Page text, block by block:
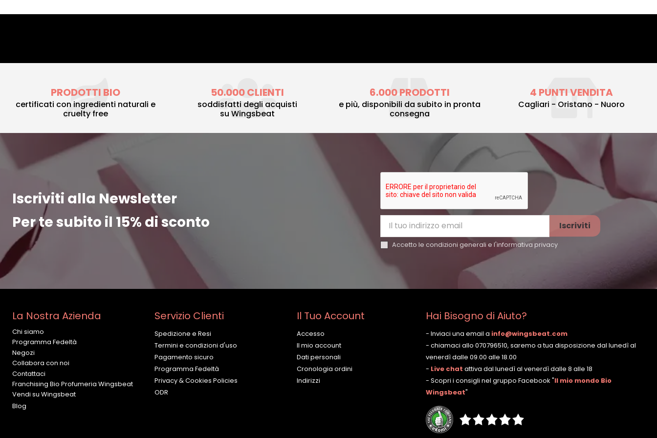
PRODOTTI BIO
certificati con ingredienti naturali e
cruelty free
50.000 CLIENTI
soddisfatti degli acquisti
su Wingsbeat
6.000 PRODOTTI
e più, disponibili da subito in pronta
consegna
4 PUNTI VENDITA
Cagliari - Oristano - Nuoro
Iscriviti alla Newsletter
Per te subito il 15% di sconto
Accetto le condizioni generali e l'informativa privacy
La Nostra Azienda
Chi siamo
Programma Fedeltà
Negozi
Collabora con noi
Contattaci
Franchising Bio Profumeria Wingsbeat
Vendi su Wingsbeat
Blog
Servizio Clienti
Spedizione e Resi
Termini e condizioni d'uso
Pagamento sicuro
Programma Fedeltà
Privacy & Cookies Policies
ODR
Il Tuo Account
Accesso
Il mio account
Dati personali
Cronologia ordini
Indirizzi
Hai Bisogno di Aiuto?
- Inviaci una email a info@wingsbeat.com
- chiamaci allo 070796510, saremo a tua disposizione dal lunedì al
venerdì dalle 09.00 alle 18.00
- Live chat attiva dal lunedì al venerdì dalle 8 alle 18
- Scopri i consigli nel gruppo Facebook"Il mio mondo Bio
Wingsbeat"